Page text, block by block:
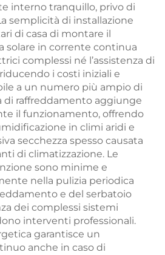
interno tranquillo, privo di
semplicità di installazione
di casa di montare il
solare in corrente continua
complessi né l’assistenza di
i costi iniziali e
a un numero più ampio di
di raffreddamento aggiunge
il funzionamento, offrendo
in climi aridi e
secchezza spesso causata
di climatizzazione. Le
sono minime e
nella pulizia periodica
e del serbatoio
dei complessi sistemi
interventi professionali.
garantisce un
anche in caso di